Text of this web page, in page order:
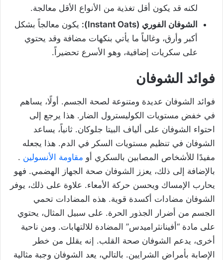
لكنه قد يكون أقل تغذية من الأنواع الأقل معالجة.
الشوفان الفوري (Instant Oats):
يكون معالجاً بشكل
أكبر وأرق، وغالباً ما يأتي بنكهات مضافة وقد يحتوي
على سكريات إضافية، وهو الأسرع تحضيراً.
فوائد الشوفان
فوائد الشوفان عديدة ومتنوعة لصحة الجسم. أولًا، يساهم
في خفض مستويات الكوليسترول الضار. هذا يرجع إلى
احتواء الشوفان على ألياف البيتا جلوكان. ثانياً، يساعد
الشوفان في تنظيم مستويات السكر في الدم. هذا يجعله
مفيدًا للأشخاص المصابين بالسكري أو مقاومة الأنسولين .
بالإضافة إلى ذلك، يعزز الشوفان صحة الجهاز الهضمي. فهو
يحارب الإمساك ويحسن حركة الأمعاء. علاوة على ذلك، يوفر
الشوفان مضادات أكسدة قوية. هذه المضادات تحمي
الجسم من أضرار الجذور الحرة. على سبيل المثال، يحتوي
على مادة “أفينانثراميدس” المضادة للالتهابات. ومن ناحية
أخرى، يدعم الشوفان صحة القلب. إنه يقلل من خطر
الإصابة بأمراض الشرايين. بالتالي، يعد الشوفان وجبة مثالية